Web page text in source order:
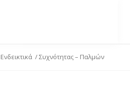
Ενδεικτικά /Συχνότητας – Παλμών